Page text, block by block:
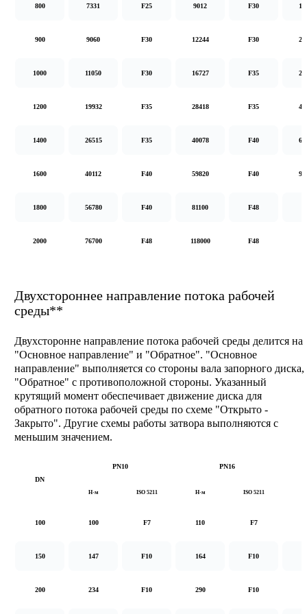
800 7331 F25 9012 F30
900 9060 F30 12244 F30
1000 11050 F30 16727 F35
1200 19932 F35 28418 F35
1400 26515 F35 40078 F40
1600 40112 F40 59820 F40
1800 56780 F40 81100 F48
2000 76700 F48 118000 F48
Двухстороннее направление потока рабочей
среды**
Двухсторонне направление потока рабочей среды делится на
"Основное направление" и "Обратное". "Основное
направление" выполняется со стороны вала запорного диска,
"Обратное" с противоположной стороны. Указанный
крутящий момент обеспечивает движение диска для
обратного потока рабочей среды по схеме "Открыто -
Закрыто". Другие схемы работы затвора выполняются с
меньшим значением.
DN
PN10 PN16
Н·м ISO 5211 Н·м ISO 5211
100 100 F7 110 F7
150 147 F10 164 F10
200 234 F10 290 F10